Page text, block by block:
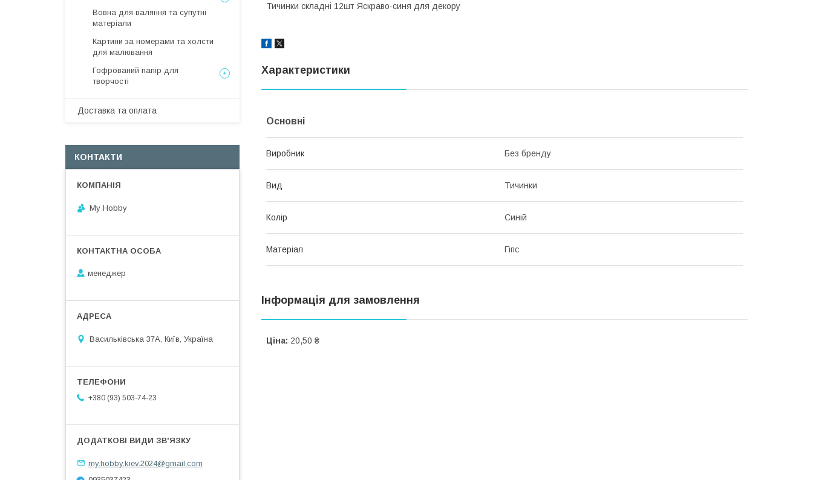
Тичинки складні 12шт Яскраво-синя для декору
Характеристики
Основні
Виробник Без бренду
Вид Тичинки
Колір Синій
Матеріал Гіпс
Інформація для замовлення
Ціна: 20,50 ₴
Вовна для валяння та супутні
матеріали
Картини за номерами та холсти
для малювання
Гофрований папір для
творчості
Доставка та оплата
КОНТАКТИ
My Hobby
менеджер
Васильківська 37А, Київ, Україна
+380 (93) 503-74-23
my.hobby.kiev.2024@gmail.com